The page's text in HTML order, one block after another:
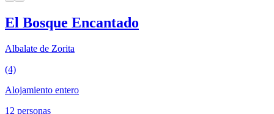
El Bosque Encantado
Albalate de Zorita
(4)
Alojamiento entero
12 personas